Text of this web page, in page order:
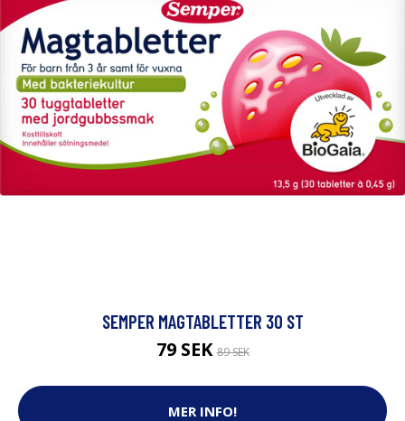
SEMPER MAGTABLETTER 30 ST
79 SEK89 SEK
MER INFO!